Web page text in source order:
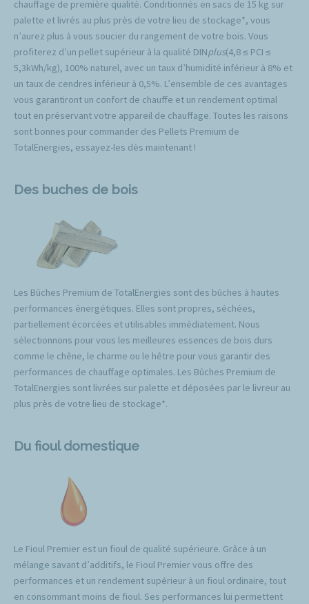
chauffage de première qualité. Conditionnés en sacs de 15 kg sur
palette et livrés au plus près de votre lieu de stockage*, vous
n’aurez plus à vous soucier du rangement de votre bois. Vous
profiterez d’un pellet supérieur à la qualité DINplus(4,8 ≤ PCI ≤
5,3kWh/kg), 100% naturel, avec un taux d’humidité inférieur à 8% et
un taux de cendres inférieur à 0,5%. L’ensemble de ces avantages
vous garantiront un confort de chauffe et un rendement optimal
tout en préservant votre appareil de chauffage. Toutes les raisons
sont bonnes pour commander des Pellets Premium de
TotalEnergies, essayez-les dès maintenant !
Des buches de bois
Les Bûches Premium de TotalEnergies sont des bûches à hautes
performances énergétiques. Elles sont propres, séchées,
partiellement écorcées et utilisables immédiatement. Nous
sélectionnons pour vous les meilleures essences de bois durs
comme le chêne, le charme ou le hêtre pour vous garantir des
performances de chauffage optimales. Les Bûches Premium de
TotalEnergies sont livrées sur palette et déposées par le livreur au
plus près de votre lieu de stockage*.
Du fioul domestique
Le Fioul Premier est un fioul de qualité supérieure. Grâce à un
mélange savant d’additifs, le Fioul Premier vous offre des
performances et un rendement supérieur à un fioul ordinaire, tout
en consommant moins de fioul. Ses performances lui permettent